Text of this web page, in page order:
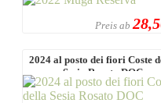
Preis ab
2024 al posto dei fiori Coste
Sesia Rosato DOC